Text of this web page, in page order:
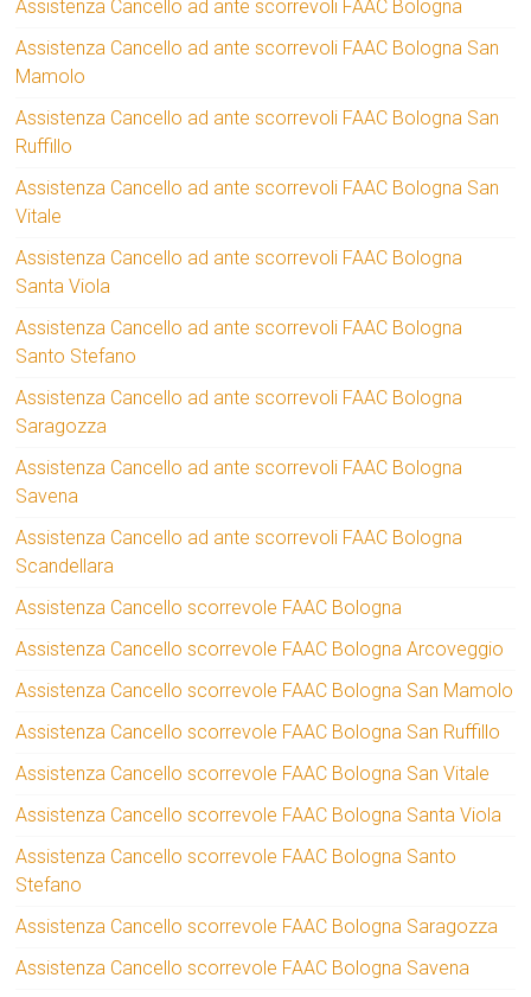
Assistenza Cancello ad ante scorrevoli FAAC Bologna
Assistenza Cancello ad ante scorrevoli FAAC Bologna San
Mamolo
Assistenza Cancello ad ante scorrevoli FAAC Bologna San
Ruffillo
Assistenza Cancello ad ante scorrevoli FAAC Bologna San
Vitale
Assistenza Cancello ad ante scorrevoli FAAC Bologna
Santa Viola
Assistenza Cancello ad ante scorrevoli FAAC Bologna
Santo Stefano
Assistenza Cancello ad ante scorrevoli FAAC Bologna
Saragozza
Assistenza Cancello ad ante scorrevoli FAAC Bologna
Savena
Assistenza Cancello ad ante scorrevoli FAAC Bologna
Scandellara
Assistenza Cancello scorrevole FAAC Bologna
Assistenza Cancello scorrevole FAAC Bologna Arcoveggio
Assistenza Cancello scorrevole FAAC Bologna San Mamolo
Assistenza Cancello scorrevole FAAC Bologna San Ruffillo
Assistenza Cancello scorrevole FAAC Bologna San Vitale
Assistenza Cancello scorrevole FAAC Bologna Santa Viola
Assistenza Cancello scorrevole FAAC Bologna Santo
Stefano
Assistenza Cancello scorrevole FAAC Bologna Saragozza
Assistenza Cancello scorrevole FAAC Bologna Savena